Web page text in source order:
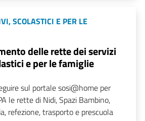
SCOLASTICI E PER LE
delle rette dei servizi
e per le famiglie
sul portale sosi@home per
le rette di Nidi, Spazi Bambino,
refezione, trasporto e prescuola